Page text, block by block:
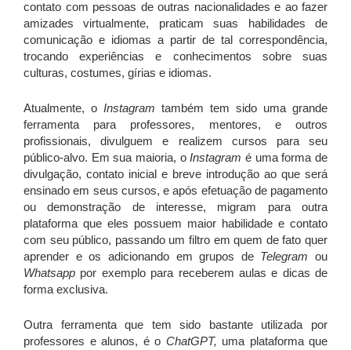
contato com pessoas de outras nacionalidades e ao fazer
amizades virtualmente, praticam suas habilidades de
comunicação e idiomas a partir de tal correspondência,
trocando experiências e conhecimentos sobre suas
culturas, costumes, gírias e idiomas.
Atualmente, o Instagram também tem sido uma grande
ferramenta para professores, mentores, e outros
profissionais, divulguem e realizem cursos para seu
público-alvo. Em sua maioria, oInstagram é uma forma de
divulgação, contato inicial e breve introdução ao que será
ensinado em seus cursos, e após efetuação de pagamento
ou demonstração de interesse, migram para outra
plataforma que eles possuem maior habilidade e contato
com seu público, passando um filtro em quem de fato quer
aprender e os adicionando em grupos de Telegram ou
Whatsapp por exemplo para receberem aulas e dicas de
forma exclusiva.
Outra ferramenta que tem sido bastante utilizada por
professores e alunos, é o ChatGPT, uma plataforma que